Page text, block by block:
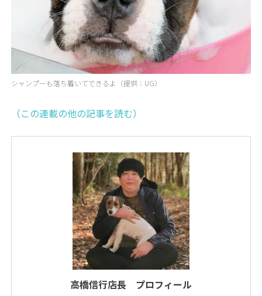
シャンプーも落ち着いてできるよ（提供：UG）
（この連載の他の記事を読む）
高橋信行店長 プロフィール